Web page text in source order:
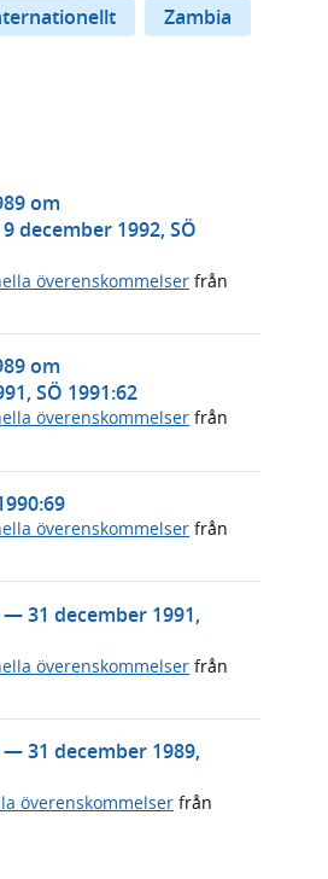
Zambia
om
december 1992, SÖ
överenskommelser från
om
SÖ 1991:62
överenskommelser från
överenskommelser från
31 december 1991,
överenskommelser från
31 december 1989,
överenskommelser från